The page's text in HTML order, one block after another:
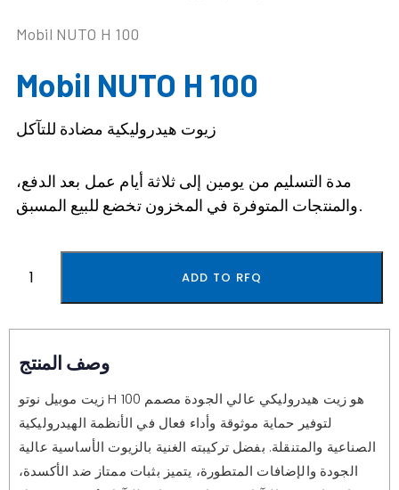
Mobil NUTO H 100
Mobil NUTO H 100
زيوت هيدروليكية مضادة للتآكل
مدة التسليم من يومين إلى ثلاثة أيام عمل بعد الدفع،
والمنتجات المتوفرة في المخزون تخضع للبيع المسبق.
ADD TO RFQ
وصف المنتج
زيت موبيل نوتو H 100 هو زيت هيدروليكي عالي الجودة مصمم
لتوفير حماية موثوقة وأداء فعال في الأنظمة الهيدروليكية
الصناعية والمتنقلة. بفضل تركيبته الغنية بالزيوت الأساسية عالية
الجودة والإضافات المتطورة، يتميز بثبات ممتاز ضد الأكسدة،